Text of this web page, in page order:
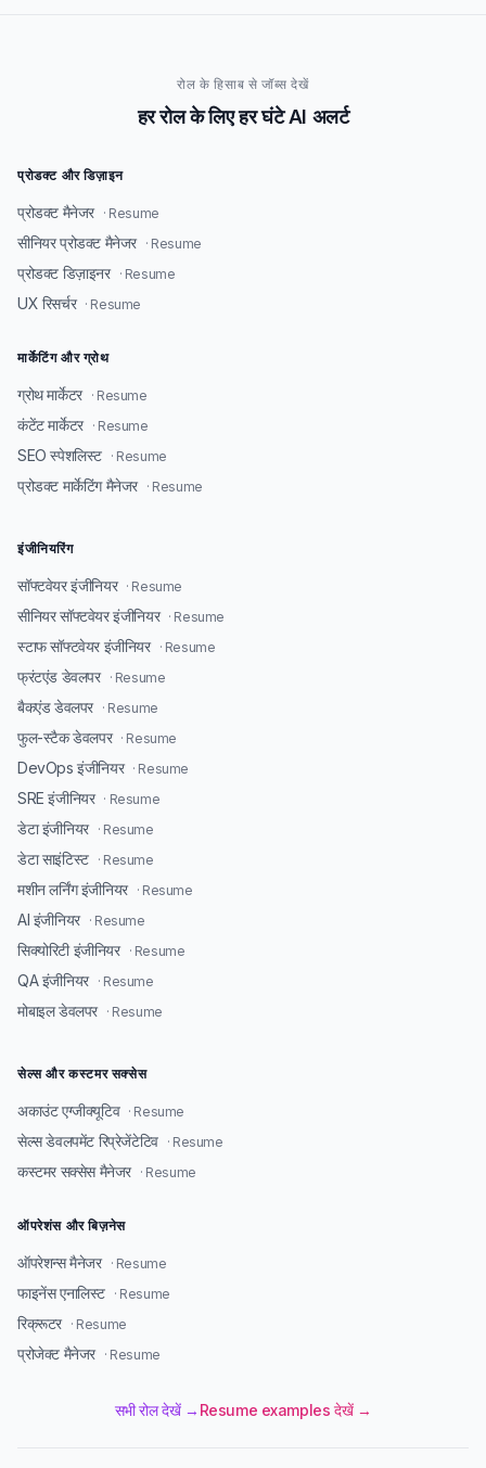
रोल के हिसाब से जॉब्स देखें
हर रोल के लिए हर घंटे AI अलर्ट
प्रोडक्ट और डिज़ाइन
प्रोडक्ट मैनेजर · Resume
सीनियर प्रोडक्ट मैनेजर · Resume
प्रोडक्ट डिज़ाइनर · Resume
UX रिसर्चर · Resume
मार्केटिंग और ग्रोथ
ग्रोथ मार्केटर · Resume
कंटेंट मार्केटर · Resume
SEO स्पेशलिस्ट · Resume
प्रोडक्ट मार्केटिंग मैनेजर · Resume
इंजीनियरिंग
सॉफ्टवेयर इंजीनियर · Resume
सीनियर सॉफ्टवेयर इंजीनियर · Resume
स्टाफ सॉफ्टवेयर इंजीनियर · Resume
फ्रंटएंड डेवलपर · Resume
बैकएंड डेवलपर · Resume
फुल-स्टैक डेवलपर · Resume
DevOps इंजीनियर · Resume
SRE इंजीनियर · Resume
डेटा इंजीनियर · Resume
डेटा साइंटिस्ट · Resume
मशीन लर्निंग इंजीनियर · Resume
AI इंजीनियर · Resume
सिक्योरिटी इंजीनियर · Resume
QA इंजीनियर · Resume
मोबाइल डेवलपर · Resume
सेल्स और कस्टमर सक्सेस
अकाउंट एग्जीक्यूटिव · Resume
सेल्स डेवलपमेंट रिप्रेजेंटेटिव · Resume
कस्टमर सक्सेस मैनेजर · Resume
ऑपरेशंस और बिज़नेस
ऑपरेशन्स मैनेजर · Resume
फाइनेंस एनालिस्ट · Resume
रिक्रूटर · Resume
प्रोजेक्ट मैनेजर · Resume
सभी रोल देखें → Resume examples देखें →